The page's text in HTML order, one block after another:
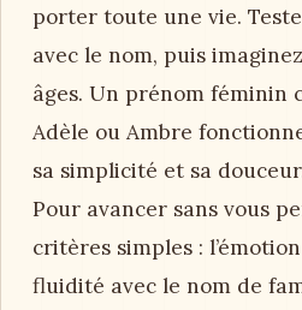
porter toute une vie.
avec le nom, puis
âges. Un prénom féminin
Adèle ou Ambre
sa simplicité et sa
Pour avancer sans vous
critères simples :
fluidité avec le nom de